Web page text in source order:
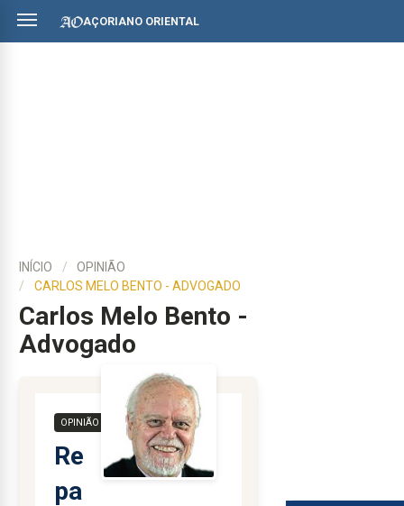
AÇORIANO ORIENTAL
INÍCIO
OPINIÃO
CARLOS MELO BENTO - ADVOGADO
Carlos Melo Bento -
Advogado
OPINIÃO
Re
pa